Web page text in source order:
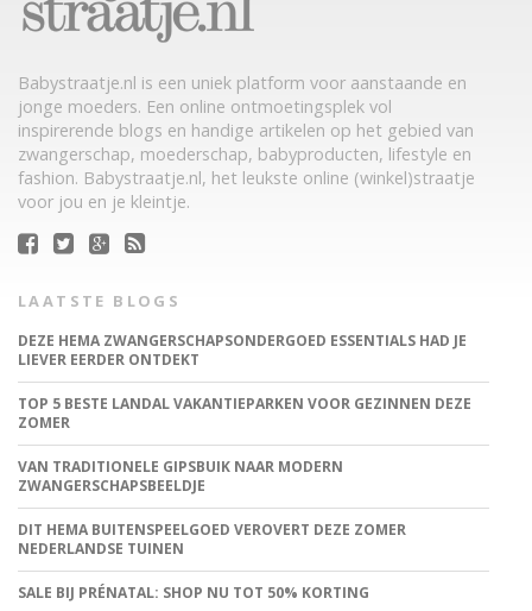
Babystraatje.nl is een uniek platform voor aanstaande en
jonge moeders. Een online ontmoetingsplek vol
inspirerende blogs en handige artikelen op het gebied van
zwangerschap, moederschap, babyproducten, lifestyle en
fashion. Babystraatje.nl, het leukste online (winkel)straatje
voor jou en je kleintje.
LAATSTE BLOGS
DEZE HEMA ZWANGERSCHAPSONDERGOED ESSENTIALS HAD JE
LIEVER EERDER ONTDEKT
TOP 5 BESTE LANDAL VAKANTIEPARKEN VOOR GEZINNEN DEZE
ZOMER
VAN TRADITIONELE GIPSBUIK NAAR MODERN
ZWANGERSCHAPSBEELDJE
DIT HEMA BUITENSPEELGOED VEROVERT DEZE ZOMER
NEDERLANDSE TUINEN
SALE BIJ PRÉNATAL: SHOP NU TOT 50% KORTING